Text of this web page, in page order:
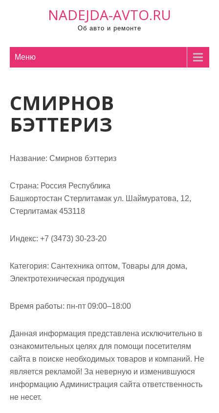
NADEJDA-AVTO.RU
Об авто и ремонте
Меню
СМИРНОВ
БЭТТЕРИЗ
Название: Смирнов бэттериз
Страна: Россия Республика
Башкортостан Стерлитамак ул. Шаймуратова, 12,
Стерлитамак 453118
Индекс: +7 (3473) 30-23-20
Категория: Сантехника оптом, Товары для дома,
Электротехническая продукция
Время работы: пн-пт 09:00–18:00
Данная информация представлена исключительно в
ознакомительных целях для помощи посетителям
сайта в поиске необходимых товаров и компаний. Не
является рекламой! За неверную и изменившуюся
информацию Администрация сайта ответственность
не несет.